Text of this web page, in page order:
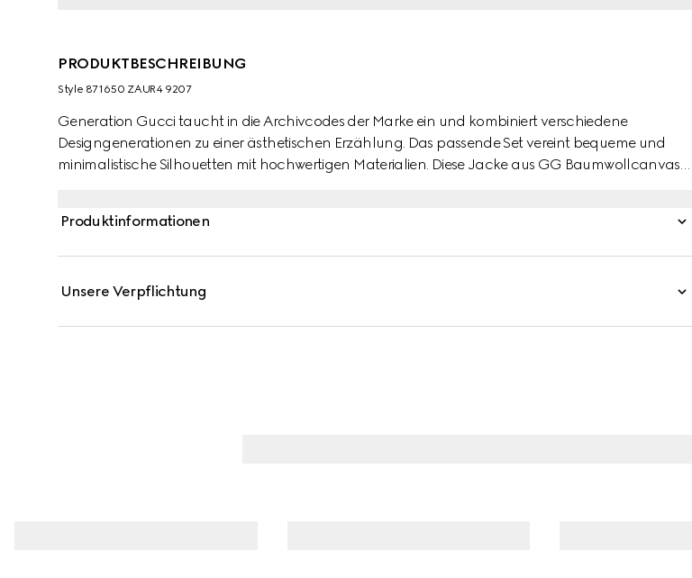
PRODUKTBESCHREIBUNG
Style ‎871650 ZAUR4 9207
Generation Gucci taucht in die Archivcodes der Marke ein und kombiniert verschiedene
Designgenerationen zu einer ästhetischen Erzählung. Das passende Set vereint bequeme und
minimalistische Silhouetten mit hochwertigen Materialien. Diese Jacke aus GG Baumwollcanvas
Produktinformationen
Unsere Verpflichtung